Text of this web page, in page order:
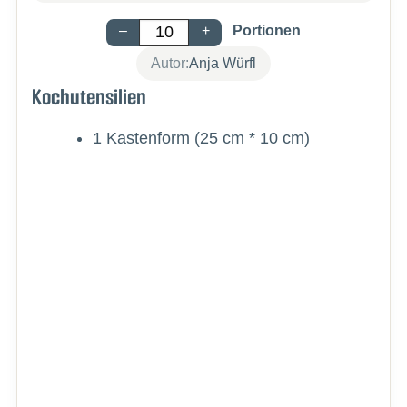
– + Portionen
Autor:Anja Würfl
Kochutensilien
1 Kastenform (25 cm * 10 cm)